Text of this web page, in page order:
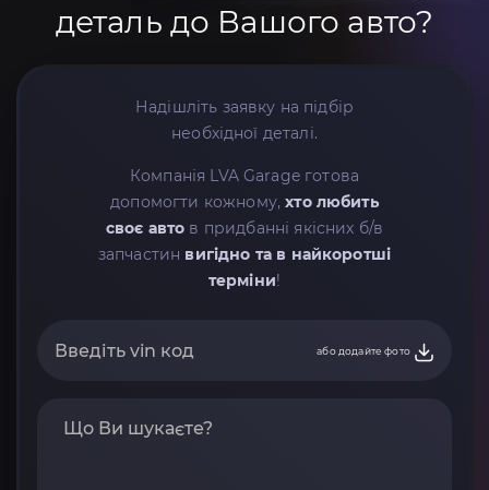
деталь до Вашого авто?
Надішліть заявку на підбір
необхідної деталі.
Компанія LVA Garage готова
допомогти кожному,хто любить
своє авто в придбанні якісних б/в
запчастин вигідно та в найкоротші
терміни!
або додайте фото